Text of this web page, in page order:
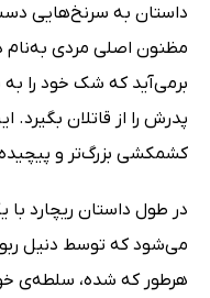
داستان به سرنخ‌هایی
مظنون اصلی مردی به‌نام
برمی‌آید که شک خود را
پدرش را از قاتلان بگیرد.
کشمکشی بزرگ‌تر و
در طول داستان ریچارد با
می‌شود که توسط دنیل
هرطور که شده، سلطه‌ی